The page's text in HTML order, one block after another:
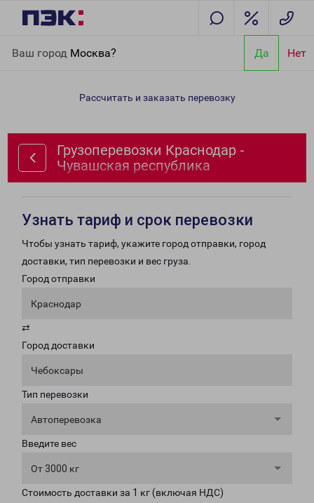
Ваш город Москва? Да Нет
Чувашская республика
Рассчитать и заказать перевозку
Грузоперевозки Краснодар -
Чувашская республика
Узнать тариф и срок перевозки
Чтобы узнать тариф, укажите город отправки, город
доставки, тип перевозки и вес груза.
Город отправки
Краснодар
⇄
Город доставки
Чебоксары
Тип перевозки
Автоперевозка
Введите вес
От 3000 кг
Стоимость доставки за 1 кг (включая НДС)